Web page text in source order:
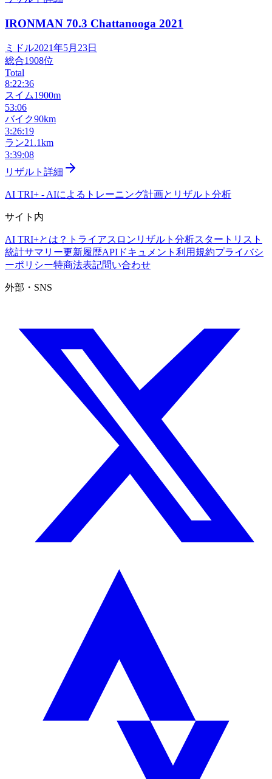
IRONMAN 70.3 Chattanooga 2021
ミドル2021年5月23日
総合1908位
Total
8:22:36
スイム1900m
53:06
バイク90km
3:26:19
ラン21.1km
3:39:08
リザルト詳細
AI TRI+ - AIによるトレーニング計画とリザルト分析
サイト内
AI TRI+とは？ トライアスロンリザルト分析スタートリスト
統計サマリー更新履歴APIドキュメント 利用規約プライバシ
ーポリシー特商法表記問い合わせ
外部・SNS